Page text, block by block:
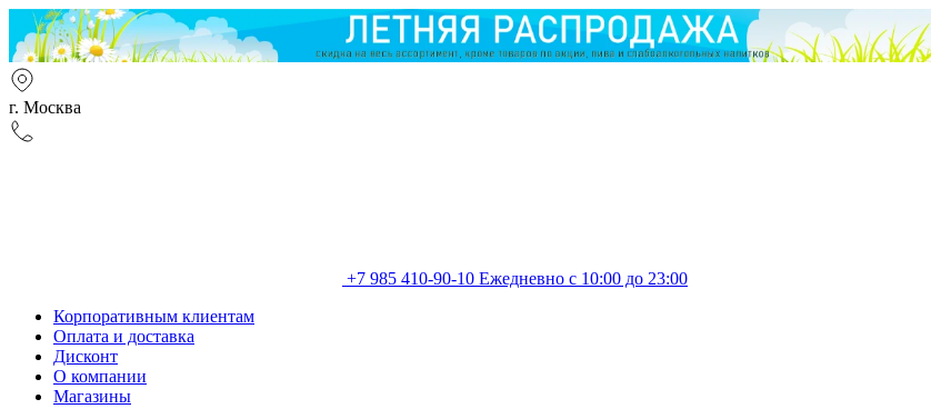
г. Москва
+7 985 410-90-10 Ежедневно с 10:00 до 23:00
Корпоративным клиентам
Оплата и доставка
Дисконт
О компании
Магазины